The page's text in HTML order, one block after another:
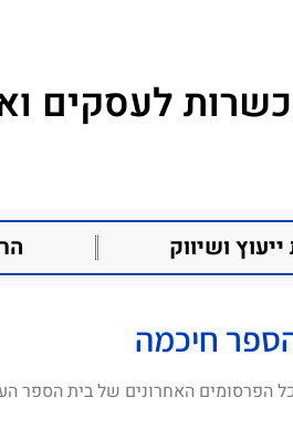
לעסקים
ושיווק
חיכמה
הפרסומים האחרונים של בית הספר